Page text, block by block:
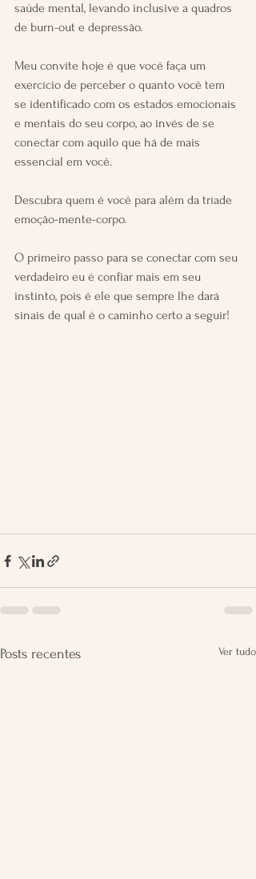
saúde mental, levando inclusive a quadros
de burn-out e depressão.
Meu convite hoje é que você faça um
exercício de perceber o quanto você tem
se identificado com os estados emocionais
e mentais do seu corpo, ao invés de se
conectar com aquilo que há de mais
essencial em você.
Descubra quem é você para além da tríade
emoção-mente-corpo.
O primeiro passo para se conectar com seu
verdadeiro eu é confiar mais em seu
instinto, pois é ele que sempre lhe dará
sinais de qual é o caminho certo a seguir!
Posts recentes Ver tudo